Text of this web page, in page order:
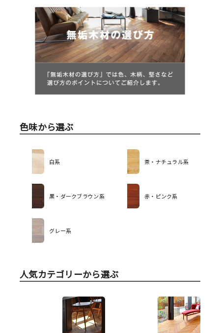
色味から選ぶ
白系 茶・ナチュラル系
黒・ダークブラウン系 赤・ピンク系
グレー系
人気カテゴリーから選ぶ